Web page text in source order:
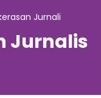
Jurnali
Jurnalis